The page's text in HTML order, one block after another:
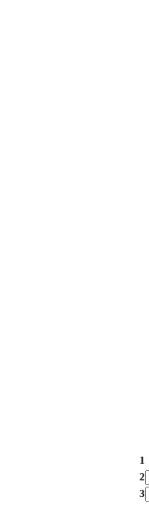
1
2
3